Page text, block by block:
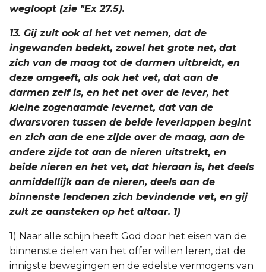
wegloopt (zie "Ex 27.5).
13. Gij zult ook al het vet nemen, dat de
ingewanden bedekt, zowel het grote net, dat
zich van de maag tot de darmen uitbreidt, en
deze omgeeft, als ook het vet, dat aan de
darmen zelf is, en het net over de lever, het
kleine zogenaamde levernet, dat van de
dwarsvoren tussen de beide leverlappen begint
en zich aan de ene zijde over de maag, aan de
andere zijde tot aan de nieren uitstrekt, en
beide nieren en het vet, dat hieraan is, het deels
onmiddellijk aan de nieren, deels aan de
binnenste lendenen zich bevindende vet, en gij
zult ze aansteken op het altaar. 1)
1) Naar alle schijn heeft God door het eisen van de
binnenste delen van het offer willen leren, dat de
innigste bewegingen en de edelste vermogens van